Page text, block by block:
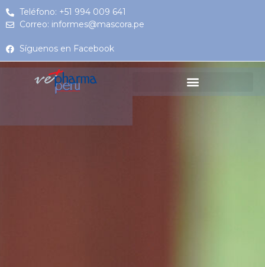
Teléfono: +51 994 009 641
Correo: informes@mascora.pe
Síguenos en Facebook